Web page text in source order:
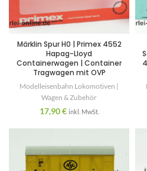
Märklin Spur H0 | Primex 4552
Hapag-Lloyd
Containerwagen | Container
Tragwagen mit OVP
Modelleisenbahn Lokomotiven |
Wagen & Zubehör
17,90€ inkl. MwSt.